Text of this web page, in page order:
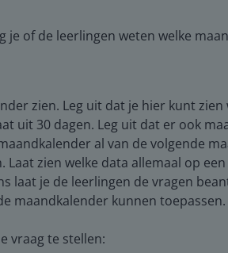
je of de leerlingen weten welke
zien. Leg uit dat je hier kunt
uit 30 dagen. Leg uit dat er ook
al van de volgende
zien welke data allemaal op
laat je de leerlingen de vragen
maandkalender kunnen toepassen.
vraag te stellen: